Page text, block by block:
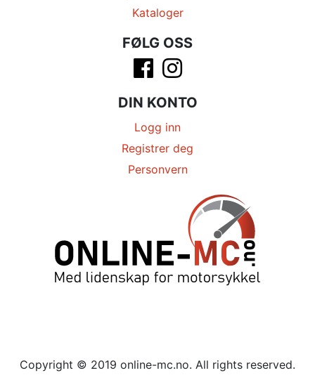
Kataloger
FØLG OSS
DIN KONTO
Logg inn
Registrer deg
Personvern
Copyright © 2019 online-mc.no. All rights reserved.